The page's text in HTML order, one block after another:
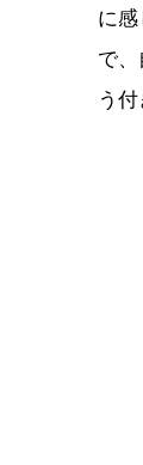
に
で
う